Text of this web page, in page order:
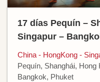
17 días Pequín –
Singapur –
China - HongKong -
Pequín, Shanghái, Hong
Bangkok, Phuket